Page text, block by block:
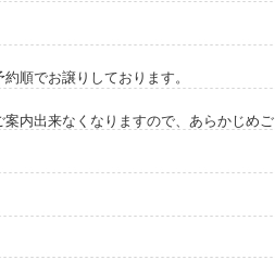
順でお譲りしております。
内出来なくなりますので、あらかじめご